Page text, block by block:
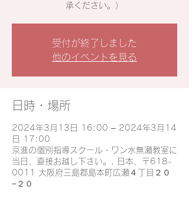
承ください。）
受付が終了しました
他のイベントを見る
日時・場所
2024年3月13日 16:00 – 2024年3月14
日 17:00
京進の個別指導スクール・ワン水無瀬教室に
当日、直接お越し下さい。, 日本、〒618-
0011 大阪府三島郡島本町広瀬４丁目２０
−２０